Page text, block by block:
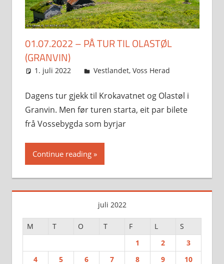
01.07.2022 – PÅ TUR TIL OLASTØL
(GRANVIN)
1. juli 2022 Svein
Vestlandet, Voss Herad
Dagens tur gjekk til Krokavatnet og Olastøl i
Granvin. Men før turen starta, eit par bilete
frå Vossebygda som byrjar
Continue reading
juli 2022
M T O T F L
S
1
2
3
4
5 6 7 8 9
10